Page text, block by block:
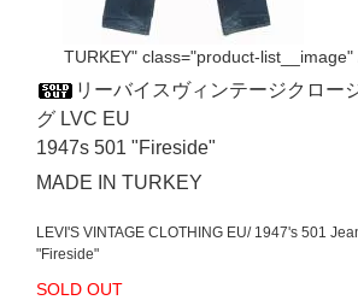
TURKEY" class="product-list__image"
リーバイスヴィンテージクロー
グ LVC EU
1947s 501 "Fireside"
MADE IN TURKEY
LEVI'S VINTAGE CLOTHING EU/ 1947's 501
"Fireside"
SOLD OUT